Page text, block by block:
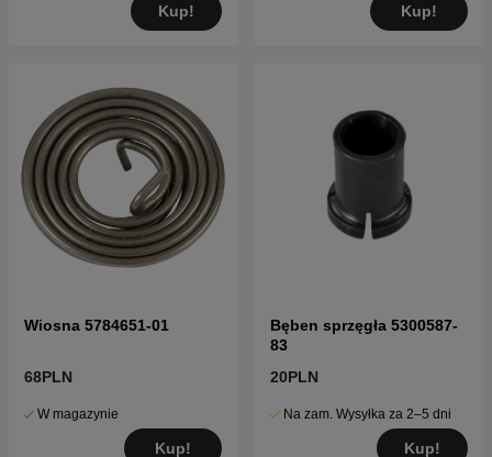
Kup! Kup!
Wiosna 5784651-01
68PLN
W magazynie
Kup!
Bęben sprzęgła 5300587-
83
20PLN
Na zam. Wysyłka za 2–5 dni
Kup!